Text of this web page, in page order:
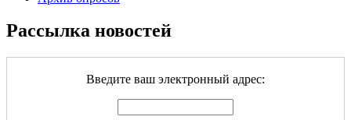
Рассылка новостей
Введите ваш электронный адрес: